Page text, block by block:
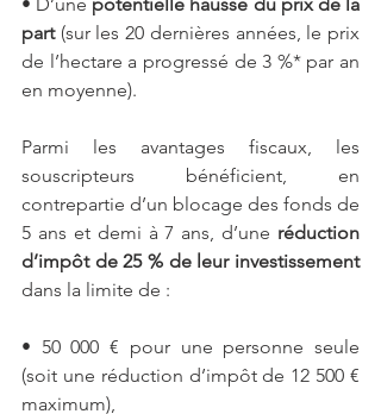
part (sur les 20 dernières années, le prix
de l’hectare a progressé de 3 %* par an
en moyenne).
Parmi les avantages fiscaux, les
souscripteurs bénéficient, en
contrepartie d’un blocage des fonds de
5 ans et demi à 7 ans, d’une réduction
d’impôt de 25 % de leur investissement
dans la limite de :
• 50 000 € pour une personne seule
(soit une réduction d’impôt de 12 500 €
maximum),